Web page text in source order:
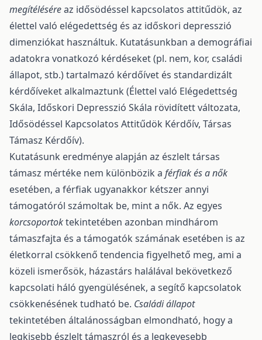
megítéléséreaz idősödéssel kapcsolatos attitűdök, az
élettel való elégedettség és az időskori depresszió
dimenziókat használtuk. Kutatásunkban a demográfiai
adatokra vonatkozó kérdéseket (pl. nem, kor, családi
állapot, stb.) tartalmazó kérdőívet és standardizált
kérdőíveket alkalmaztunk (Élettel való Elégedettség
Skála, Időskori Depresszió Skála rövidített változata,
Idősödéssel Kapcsolatos Attitűdök Kérdőív, Társas
Támasz Kérdőív).
Kutatásunk eredménye alapján az észlelt társas
támasz mértéke nem különbözik a férfiak és a nők
esetében, a férfiak ugyanakkor kétszer annyi
támogatóról számoltak be, mint a nők. Az egyes
korcsoportoktekintetében azonban mindhárom
támaszfajta és a támogatók számának esetében is az
életkorral csökkenő tendencia figyelhető meg, ami a
közeli ismerősök, házastárs halálával bekövetkező
kapcsolati háló gyengülésének, a segítő kapcsolatok
csökkenésének tudható be. Családi állapot
tekintetében általánosságban elmondható, hogy a
legkisebb észlelt támaszról és a legkevesebb